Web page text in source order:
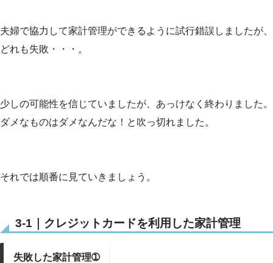
夫婦で協力して家計管理ができるように試行錯誤しましたが、
どれも失敗・・・。
少しの可能性を信じていましたが、あっけなく終わりました。
ダメなものはダメなんだな！と吹っ切れました。
それでは順番に見ていきましょう。
3-1｜クレジットカードを利用した家計管理
失敗した家計管理➀